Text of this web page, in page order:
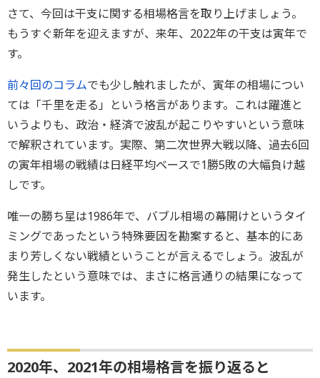
さて、今回は干支に関する相場格言を取り上げましょう。
もうすぐ新年を迎えますが、来年、2022年の干支は寅年で
す。
前々回のコラムでも少し触れましたが、寅年の相場につい
ては「千里を走る」という格言があります。これは躍進と
いうよりも、政治・経済で波乱が起こりやすいという意味
で解釈されています。実際、第二次世界大戦以降、過去6回
の寅年相場の戦績は日経平均ベースで1勝5敗の大幅負け越
しです。
唯一の勝ち星は1986年で、バブル相場の幕開けというタイ
ミングであったという特殊要因を勘案すると、基本的にあ
まり芳しくない戦績ということが言えるでしょう。波乱が
発生したという意味では、まさに格言通りの結果になって
います。
2020年、2021年の相場格言を振り返ると